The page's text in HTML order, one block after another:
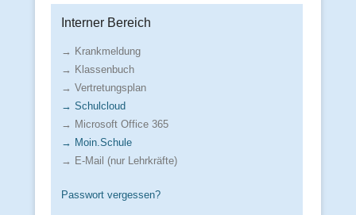
Interner Bereich
→ Krankmeldung
→ Klassenbuch
→ Vertretungsplan
→ Schulcloud
→ Microsoft Office 365
→ Moin.Schule
→ E-Mail (nur Lehrkräfte)
Passwort vergessen?